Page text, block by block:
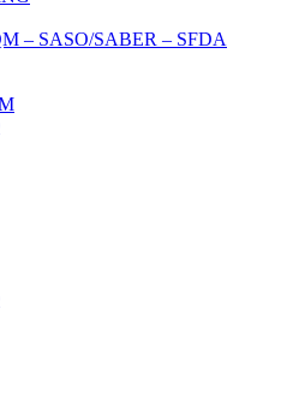
– SASO/SABER – SFDA